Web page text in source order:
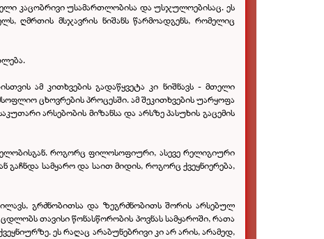
კაცობრივი უსამართლობისა და უსჯულოებისაც. ეს
ღმრთის მსჯავრის ნიშანს წარმოადგენს, რომელიც
ამ კითხვების გადაწყვეტა კი ნიშნავს - მთელი
ცხოვრების პროცესში. ამ შეკითხვების უარყოფა
არსებობის მიზანსა და არსზე პასუხის გაცემის
როგორც ფილოსოფიური, ასევე რელიგიური
სამყარო და საით მიდის, როგორც ქვეყნიერება,
გრძნობითსა და ზეგრძნობითს შორის არსებულ
თავისი წონასწორობის პოვნას სამყაროში, რათა
ეს რაღაც არაბუნებრივი კი არ არის, არამედ,